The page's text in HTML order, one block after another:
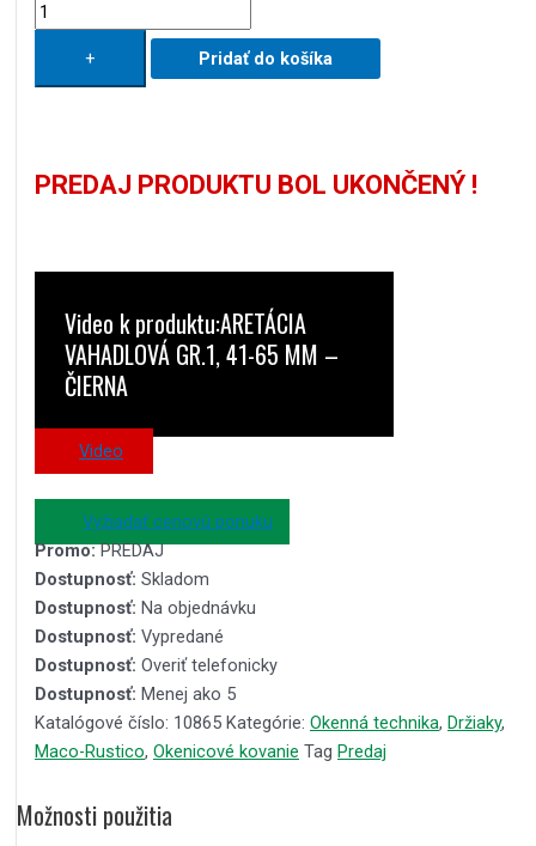
+ Pridať do košíka
PREDAJ PRODUKTU BOL UKONČENÝ !
Video k produktu:ARETÁCIA
VAHADLOVÁ GR.1, 41-65 MM –
ČIERNA
Video
Vyžiadať cenovú ponuku
Promo:PREDAJ
Dostupnosť: Skladom
Dostupnosť: Na objednávku
Dostupnosť: Vypredané
Dostupnosť: Overiť telefonicky
Dostupnosť: Menej ako 5
Katalógové číslo: 10865 Kategórie: Okenná technika, Držiaky,
Maco-Rustico, Okenicové kovanie Tag Predaj
Možnosti použitia